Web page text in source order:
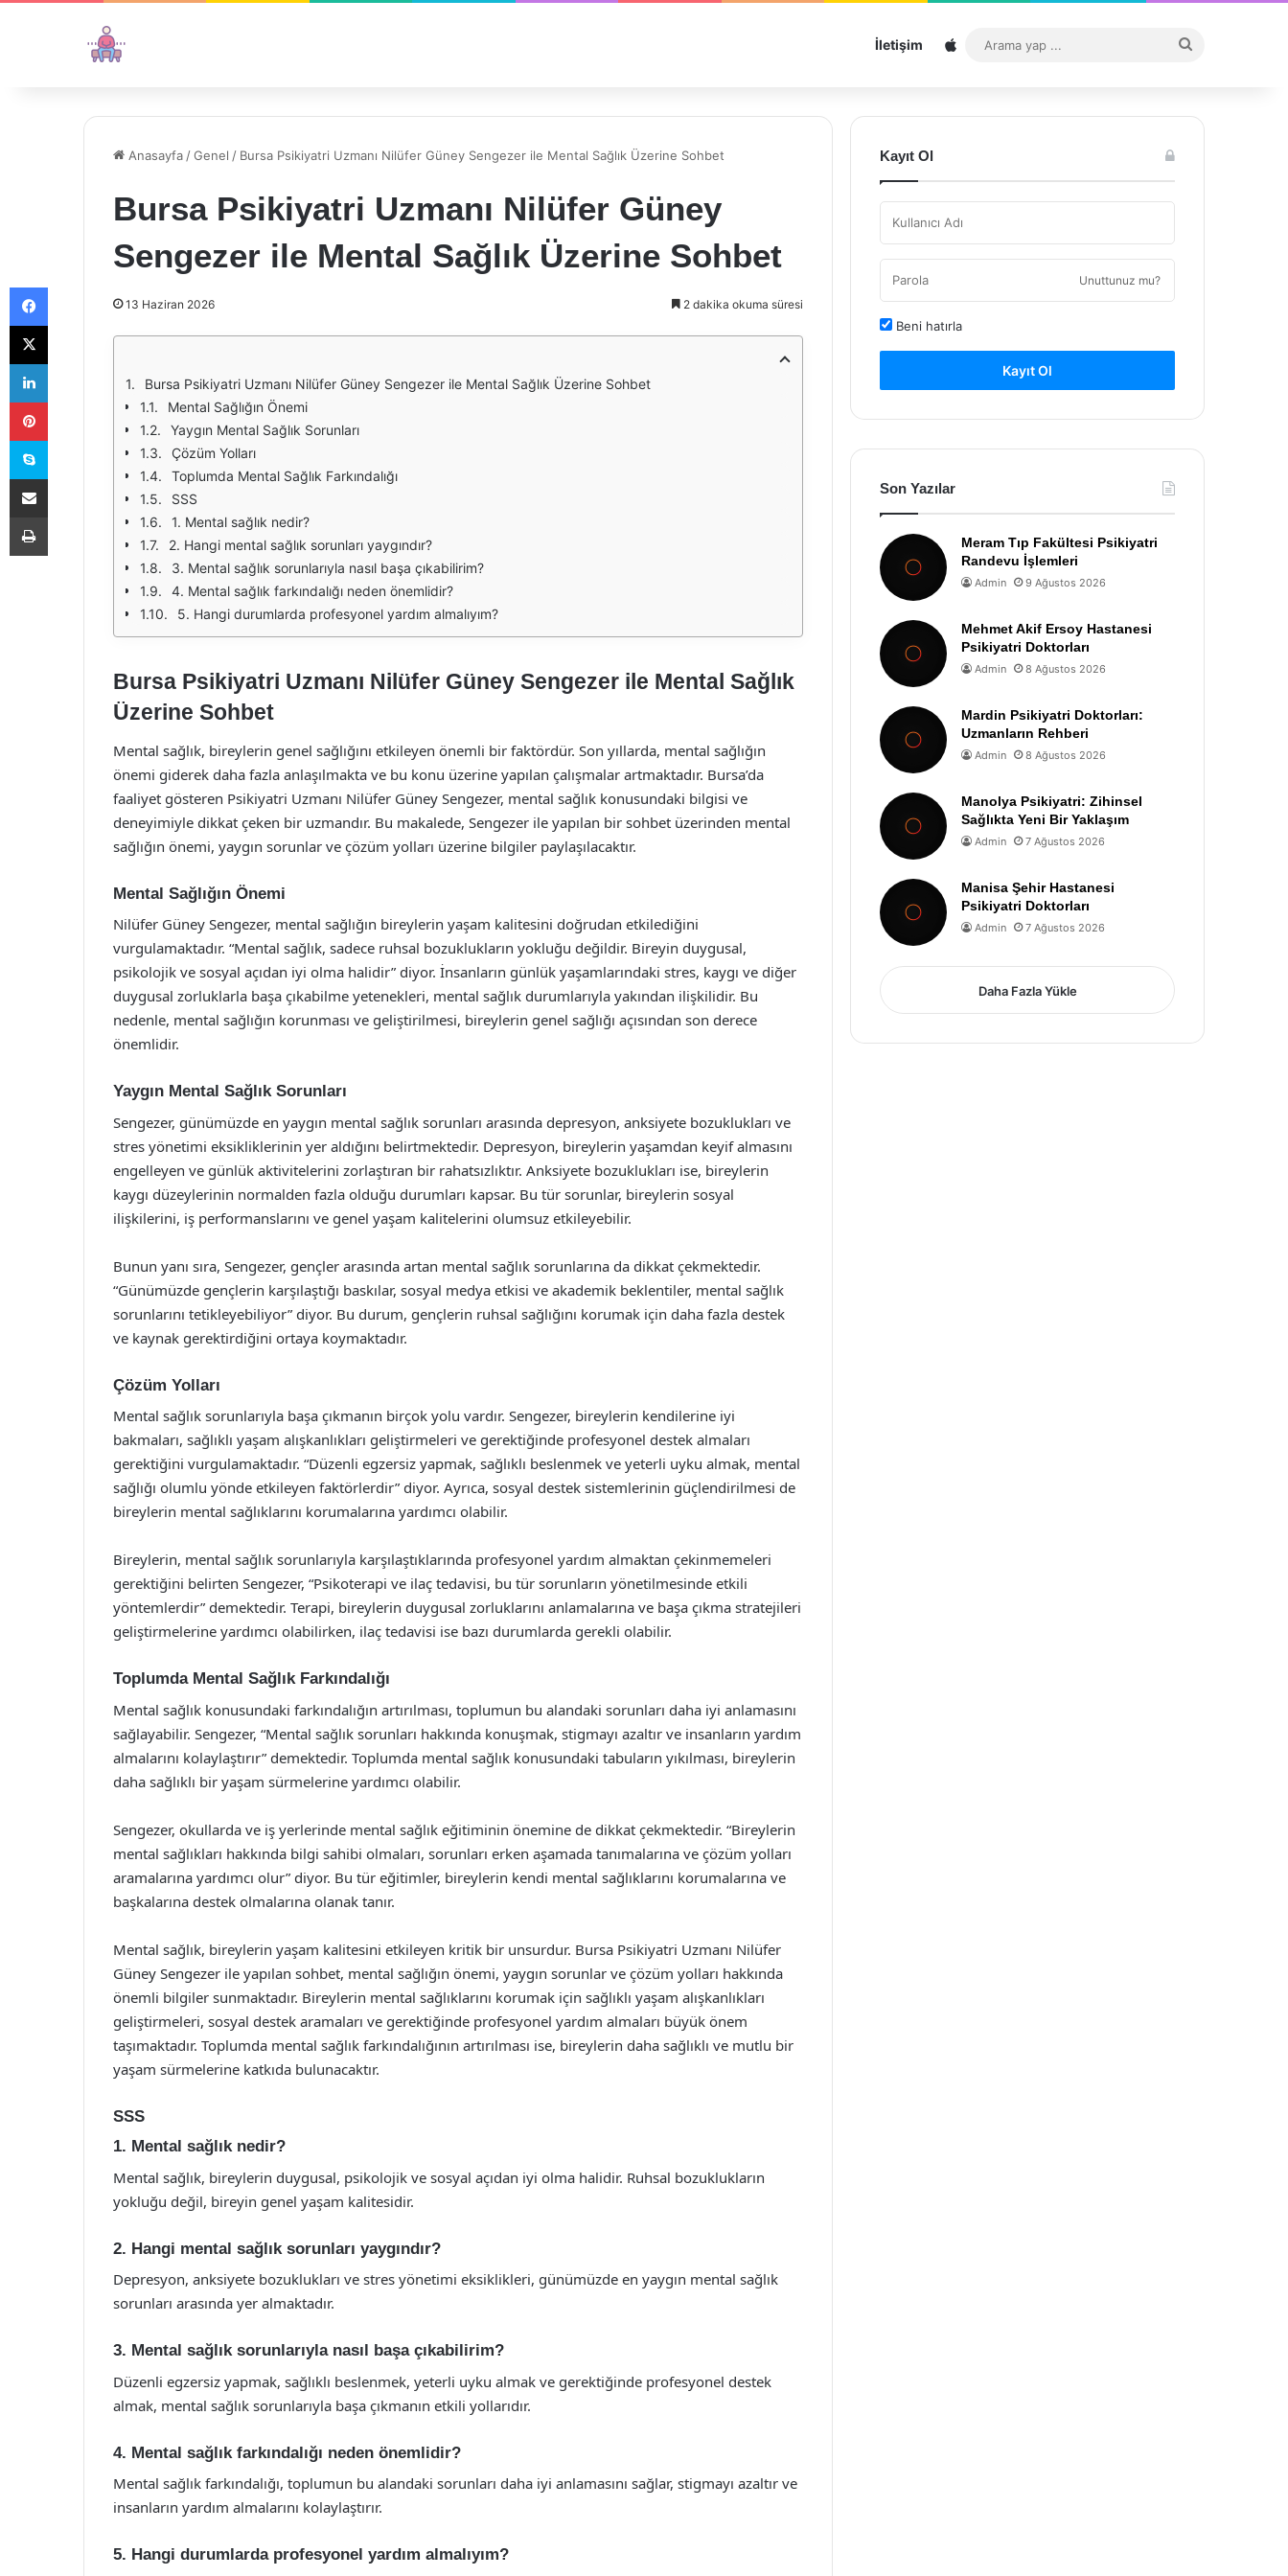
İletişim Sitemap
...
Anasayfa /Genel / Bursa Psikiyatri Uzmanı Nilüfer Güney Sengezer ile Mental Sağlık Üzerine Sohbet
Bursa Psikiyatri Uzmanı Nilüfer Güney
Sengezer ile Mental Sağlık Üzerine Sohbet
13 Haziran 2026 2 dakika okuma süresi
Bursa Psikiyatri Uzmanı Nilüfer Güney Sengezer ile Mental Sağlık Üzerine Sohbet
Mental Sağlığın Önemi
Yaygın Mental Sağlık Sorunları
Çözüm Yolları
Toplumda Mental Sağlık Farkındalığı
SSS
1. Mental sağlık nedir?
2. Hangi mental sağlık sorunları yaygındır?
3. Mental sağlık sorunlarıyla nasıl başa çıkabilirim?
4. Mental sağlık farkındalığı neden önemlidir?
5. Hangi durumlarda profesyonel yardım almalıyım?
Bursa Psikiyatri Uzmanı Nilüfer Güney Sengezer ile Mental Sağlık
Üzerine Sohbet
Mental sağlık, bireylerin genel sağlığını etkileyen önemli bir faktördür. Son yıllarda, mental sağlığın
önemi giderek daha fazla anlaşılmakta ve bu konu üzerine yapılan çalışmalar artmaktadır. Bursa’da
faaliyet gösteren Psikiyatri Uzmanı Nilüfer Güney Sengezer, mental sağlık konusundaki bilgisi ve
deneyimiyle dikkat çeken bir uzmandır. Bu makalede, Sengezer ile yapılan bir sohbet üzerinden mental
sağlığın önemi, yaygın sorunlar ve çözüm yolları üzerine bilgiler paylaşılacaktır.
Mental Sağlığın Önemi
Nilüfer Güney Sengezer, mental sağlığın bireylerin yaşam kalitesini doğrudan etkilediğini
vurgulamaktadır. “Mental sağlık, sadece ruhsal bozuklukların yokluğu değildir. Bireyin duygusal,
psikolojik ve sosyal açıdan iyi olma halidir” diyor. İnsanların günlük yaşamlarındaki stres, kaygı ve diğer
duygusal zorluklarla başa çıkabilme yetenekleri, mental sağlık durumlarıyla yakından ilişkilidir. Bu
nedenle, mental sağlığın korunması ve geliştirilmesi, bireylerin genel sağlığı açısından son derece
önemlidir.
Yaygın Mental Sağlık Sorunları
Sengezer, günümüzde en yaygın mental sağlık sorunları arasında depresyon, anksiyete bozuklukları ve
stres yönetimi eksikliklerinin yer aldığını belirtmektedir. Depresyon, bireylerin yaşamdan keyif almasını
engelleyen ve günlük aktivitelerini zorlaştıran bir rahatsızlıktır. Anksiyete bozuklukları ise, bireylerin
kaygı düzeylerinin normalden fazla olduğu durumları kapsar. Bu tür sorunlar, bireylerin sosyal
ilişkilerini, iş performanslarını ve genel yaşam kalitelerini olumsuz etkileyebilir.
Bunun yanı sıra, Sengezer, gençler arasında artan mental sağlık sorunlarına da dikkat çekmektedir.
“Günümüzde gençlerin karşılaştığı baskılar, sosyal medya etkisi ve akademik beklentiler, mental sağlık
sorunlarını tetikleyebiliyor” diyor. Bu durum, gençlerin ruhsal sağlığını korumak için daha fazla destek
ve kaynak gerektirdiğini ortaya koymaktadır.
Çözüm Yolları
Mental sağlık sorunlarıyla başa çıkmanın birçok yolu vardır. Sengezer, bireylerin kendilerine iyi
bakmaları, sağlıklı yaşam alışkanlıkları geliştirmeleri ve gerektiğinde profesyonel destek almaları
gerektiğini vurgulamaktadır. “Düzenli egzersiz yapmak, sağlıklı beslenmek ve yeterli uyku almak, mental
sağlığı olumlu yönde etkileyen faktörlerdir” diyor. Ayrıca, sosyal destek sistemlerinin güçlendirilmesi de
bireylerin mental sağlıklarını korumalarına yardımcı olabilir.
Bireylerin, mental sağlık sorunlarıyla karşılaştıklarında profesyonel yardım almaktan çekinmemeleri
gerektiğini belirten Sengezer, “Psikoterapi ve ilaç tedavisi, bu tür sorunların yönetilmesinde etkili
yöntemlerdir” demektedir. Terapi, bireylerin duygusal zorluklarını anlamalarına ve başa çıkma stratejileri
geliştirmelerine yardımcı olabilirken, ilaç tedavisi ise bazı durumlarda gerekli olabilir.
Toplumda Mental Sağlık Farkındalığı
Mental sağlık konusundaki farkındalığın artırılması, toplumun bu alandaki sorunları daha iyi anlamasını
sağlayabilir. Sengezer, “Mental sağlık sorunları hakkında konuşmak, stigmayı azaltır ve insanların yardım
almalarını kolaylaştırır” demektedir. Toplumda mental sağlık konusundaki tabuların yıkılması, bireylerin
daha sağlıklı bir yaşam sürmelerine yardımcı olabilir.
Sengezer, okullarda ve iş yerlerinde mental sağlık eğitiminin önemine de dikkat çekmektedir. “Bireylerin
mental sağlıkları hakkında bilgi sahibi olmaları, sorunları erken aşamada tanımalarına ve çözüm yolları
aramalarına yardımcı olur” diyor. Bu tür eğitimler, bireylerin kendi mental sağlıklarını korumalarına ve
başkalarına destek olmalarına olanak tanır.
Mental sağlık, bireylerin yaşam kalitesini etkileyen kritik bir unsurdur. Bursa Psikiyatri Uzmanı Nilüfer
Güney Sengezer ile yapılan sohbet, mental sağlığın önemi, yaygın sorunlar ve çözüm yolları hakkında
önemli bilgiler sunmaktadır. Bireylerin mental sağlıklarını korumak için sağlıklı yaşam alışkanlıkları
geliştirmeleri, sosyal destek aramaları ve gerektiğinde profesyonel yardım almaları büyük önem
taşımaktadır. Toplumda mental sağlık farkındalığının artırılması ise, bireylerin daha sağlıklı ve mutlu bir
yaşam sürmelerine katkıda bulunacaktır.
SSS
1. Mental sağlık nedir?
Mental sağlık, bireylerin duygusal, psikolojik ve sosyal açıdan iyi olma halidir. Ruhsal bozuklukların
yokluğu değil, bireyin genel yaşam kalitesidir.
2. Hangi mental sağlık sorunları yaygındır?
Depresyon, anksiyete bozuklukları ve stres yönetimi eksiklikleri, günümüzde en yaygın mental sağlık
sorunları arasında yer almaktadır.
3. Mental sağlık sorunlarıyla nasıl başa çıkabilirim?
Düzenli egzersiz yapmak, sağlıklı beslenmek, yeterli uyku almak ve gerektiğinde profesyonel destek
almak, mental sağlık sorunlarıyla başa çıkmanın etkili yollarıdır.
4. Mental sağlık farkındalığı neden önemlidir?
Mental sağlık farkındalığı, toplumun bu alandaki sorunları daha iyi anlamasını sağlar, stigmayı azaltır ve
insanların yardım almalarını kolaylaştırır.
5. Hangi durumlarda profesyonel yardım almalıyım?
Kayıt Ol
Unuttunuz mu?
Beni hatırla
Kayıt Ol
Son Yazılar
Meram Tıp Fakültesi Psikiyatri
Randevu İşlemleri
Admin 9 Ağustos 2026
Mehmet Akif Ersoy Hastanesi
Psikiyatri Doktorları
Admin 8 Ağustos 2026
Mardin Psikiyatri Doktorları:
Uzmanların Rehberi
Admin 8 Ağustos 2026
Manolya Psikiyatri: Zihinsel
Sağlıkta Yeni Bir Yaklaşım
Admin 7 Ağustos 2026
Manisa Şehir Hastanesi
Psikiyatri Doktorları
Admin 7 Ağustos 2026
Daha Fazla Yükle
Facebook
X
LinkedIn
Pinterest
Skype
E-Posta ile paylaş